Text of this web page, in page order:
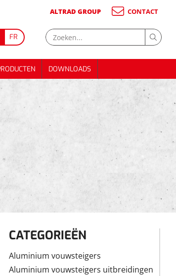
ALTRAD GROUP CONTACT
FR
DOWNLOADS
DOWNLOADS
CATEGORIEËN
Aluminium vouwsteigers
Aluminium vouwsteigers uitbreidingen